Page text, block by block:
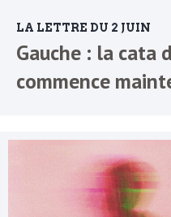
LA LETTRE DU 2 JUIN
Gauche : la cata
commence